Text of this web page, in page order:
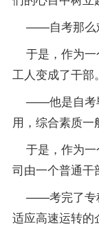
——自考那么
于是，作为一
工人变成了干部。
——他是自考
用，综合素质一
于是，作为一
司由一个普通干
——考完了专
适应高速运转的